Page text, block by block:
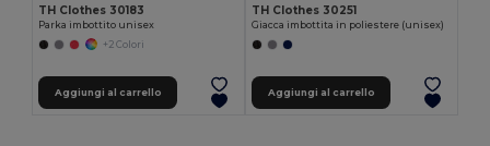
TH Clothes 30183
Parka imbottito unisex
+2 Colori
Aggiungi al carrello
TH Clothes 30251
Giacca imbottita in poliestere (unisex)
Aggiungi al carrello